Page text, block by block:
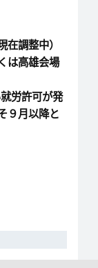
調整中）
は高雄会場
労許可が発
９月以降と